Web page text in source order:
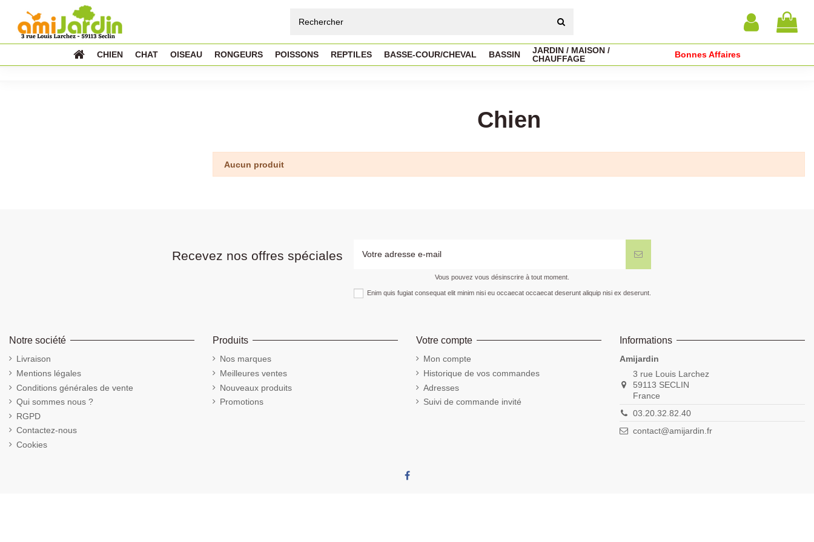
CHIEN CHAT OISEAU RONGEURS POISSONS REPTILES BASSE-COUR/CHEVAL BASSIN
JARDIN / MAISON /
CHAUFFAGE
Bonnes Affaires
Chien
Aucun produit
Recevez nos offres spéciales
Vous pouvez vous désinscrire à tout moment.
Enim quis fugiat consequat elit minim nisi eu occaecat occaecat deserunt aliquip nisi ex deserunt.
Notre société
Livraison
Mentions légales
Conditions générales de vente
Qui sommes nous ?
RGPD
Contactez-nous
Cookies
Produits
Nos marques
Meilleures ventes
Nouveaux produits
Promotions
Votre compte
Mon compte
Historique de vos commandes
Adresses
Suivi de commande invité
Informations
Amijardin
3 rue Louis Larchez
59113 SECLIN
France
03.20.32.82.40
contact@amijardin.fr